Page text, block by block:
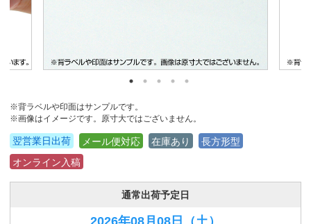
※背ラベルや印面はサンプルです。
※画像はイメージです。原寸大ではございません。
翌営業日出荷 メール便対応 在庫あり
長方形型
オンライン入稿
通常出荷予定日
2026年08月08日 （土）